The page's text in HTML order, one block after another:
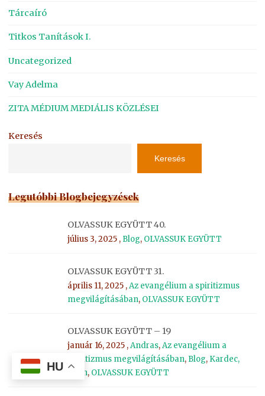
Tárcaíró
Titkos Tanítások I.
Uncategorized
Vay Adelma
ZITA MÉDIUM MEDIÁLIS KÖZLÉSEI
Keresés
Keresés
Legutóbbi Blogbejegyzések
OLVASSUK EGYÜTT 40.
július 3, 2025 , Blog, OLVASSUK EGYÜTT
OLVASSUK EGYÜTT 31.
április 11, 2025 ,Az evangélium a spiritizmus
megvilágításában, OLVASSUK EGYÜTT
OLVASSUK EGYÜTT – 19
január 16, 2025 ,Andras,Az evangélium a
spiritizmus megvilágításában, Blog, Kardec,
Allan, OLVASSUK EGYÜTT
HU